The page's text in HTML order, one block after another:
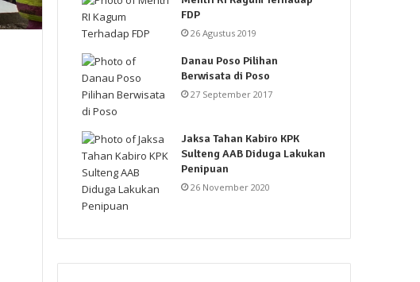
FDP
26 Agustus 2019
Danau Poso Pilihan
Berwisata di Poso
27 September 2017
Jaksa Tahan Kabiro KPK
Sulteng AAB Diduga Lakukan
Penipuan
26 November 2020